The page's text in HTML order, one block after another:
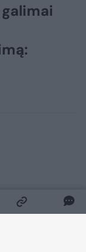
Kęstučio